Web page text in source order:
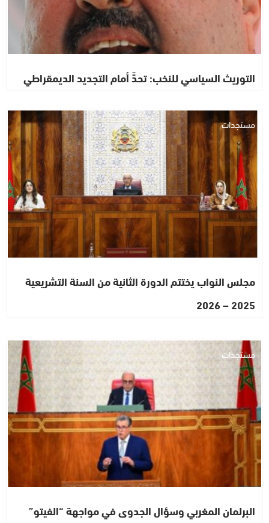
التوريث السياسي للنخب: تحدٍّ أمام التجديد الديمقراطي
مستجدات
مجلس النواب يختتم الدورة الثانية من السنة التشريعية
2025 – 2026
مستجدات
البرلمان المغربي وسؤال الجدوى في مواجهة “الفيتو”